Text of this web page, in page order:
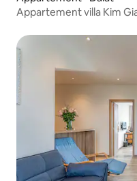
Appartement villa Kim